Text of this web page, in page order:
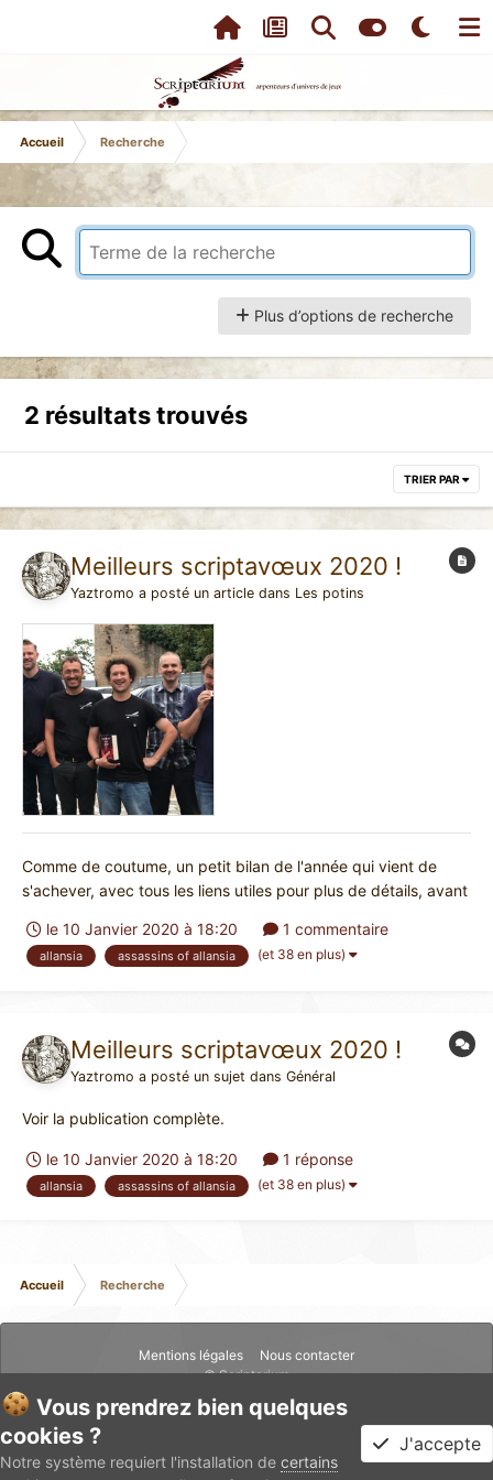
Accueil Recherche
Plus d’options de recherche
2 résultats trouvés
TRIER PAR
Meilleurs scriptavœux 2020 !
Yaztromo a posté un article dans Les potins
Comme de coutume, un petit bilan de l'année qui vient de
s'achever, avec tous les liens utiles pour plus de détails, avant
2020 ! À retenir pour 2019 : Publications : campagne Maudit
Trésor pour Défis Fantastiques, et réédit...
le 10 Janvier 2020 à 18:20 1 commentaire
allansia assassins of allansia (et 38 en plus)
Meilleurs scriptavœux 2020 !
Yaztromo a posté un sujet dans Général
Voir la publication complète.
le 10 Janvier 2020 à 18:20 1 réponse
allansia assassins of allansia (et 38 en plus)
Accueil Recherche
Mentions légales
Nous contacter
© Scriptarium
Vous prendrez bien quelques
cookies ?
Notre système requiert l'installation de certains
J'accepte